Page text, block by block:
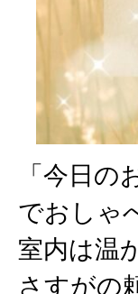
「今日
でおしゃ
室内は温
さすがの